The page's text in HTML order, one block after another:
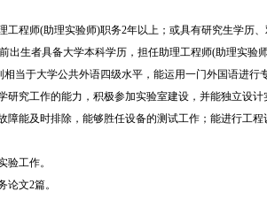
工程师(助理实验师)职务2年以上；或具有研究生学历
出生者具备大学本科学历，担任助理工程师(助理实验
当于大学公共外语四级水平，能运用一门外国语进行
研究工作的能力，积极参加实验室建设，并能独立设
障能及时排除，能够胜任设备的测试工作；能进行工
验工作。
文2篇。